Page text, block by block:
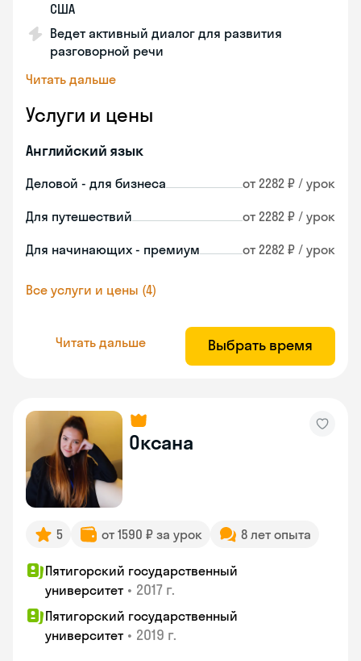
США
Ведет активный диалог для развития
разговорной речи
Читать дальше
Услуги и цены
Английский язык
Деловой - для бизнеса от 2282 ₽ / урок
Для путешествий от 2282 ₽ / урок
Для начинающих - премиум от 2282 ₽ / урок
Все услуги и цены (4)
Читать дальше Выбрать время
Оксана
5 от 1590 ₽ за урок 8 лет опыта
Пятигорский государственный
университет • 2017 г.
Пятигорский государственный
университет • 2019 г.